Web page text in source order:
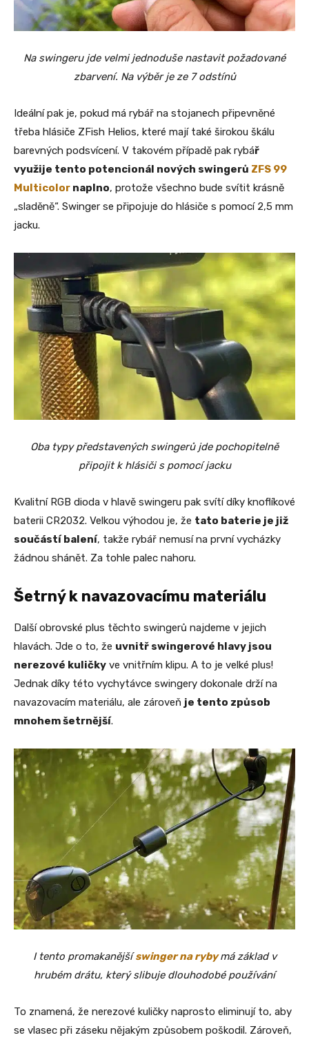
Na swingeru jde velmi jednoduše nastavit požadované
zbarvení. Na výběr je ze 7 odstínů
Ideální pak je, pokud má rybář na stojanech připevněné
třeba hlásiče ZFish Helios, které mají také širokou škálu
barevných podsvícení. V takovém případě pak rybář
využije tento potencionál nových swingerů ZFS 99
Multicolor naplno, protože všechno bude svítit krásně
„sladěně“. Swinger se připojuje do hlásiče s pomocí 2,5 mm
jacku.
Oba typy představených swingerů jde pochopitelně
připojit k hlásiči s pomocí jacku
Kvalitní RGB dioda v hlavě swingeru pak svítí díky knoflíkové
baterii CR2032. Velkou výhodou je, že tato baterie je již
součástí balení, takže rybář nemusí na první vycházky
žádnou shánět. Za tohle palec nahoru.
Šetrný k navazovacímu materiálu
Další obrovské plus těchto swingerů najdeme v jejich
hlavách. Jde o to, že uvnitř swingerové hlavy jsou
nerezové kuličky ve vnitřním klipu. A to je velké plus!
Jednak díky této vychytávce swingery dokonale drží na
navazovacím materiálu, ale zároveň je tento způsob
mnohem šetrnější.
I tento promakanějšíswinger na ryby má základ v
hrubém drátu, který slibuje dlouhodobé používání
To znamená, že nerezové kuličky naprosto eliminují to, aby
se vlasec při záseku nějakým způsobem poškodil. Zároveň,